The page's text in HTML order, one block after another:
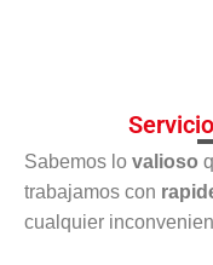
Sabemos lo valioso
trabajamos con
cualquier